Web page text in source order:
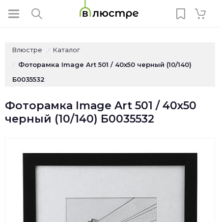
Влюстре / Каталог
/
Фоторамка Image Art 501 / 40х50 черный (10/140)
Б0035532
Фоторамка Image Art 501 / 40х50
черный (10/140) Б0035532